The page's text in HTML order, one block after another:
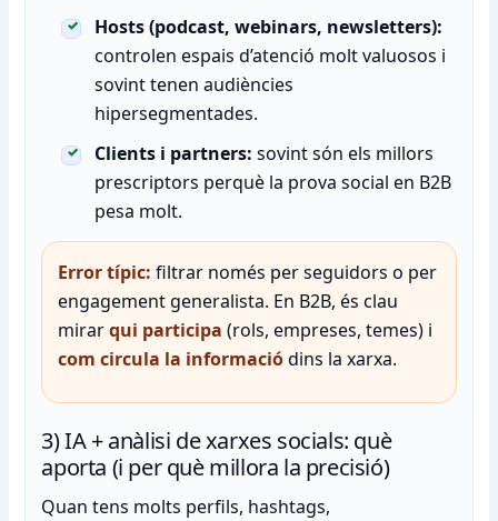
Hosts (podcast, webinars, newsletters):
controlen espais d’atenció molt valuosos i
sovint tenen audiències
hipersegmentades.
Clients i partners: sovint són els millors
prescriptors perquè la prova social en B2B
pesa molt.
Error típic: filtrar només per seguidors o per
engagement generalista. En B2B, és clau
mirarqui participa (rols, empreses, temes) i
com circula la informaciódins la xarxa.
3) IA + anàlisi de xarxes socials: què
aporta (i per què millora la precisió)
Quan tens molts perfils, hashtags,